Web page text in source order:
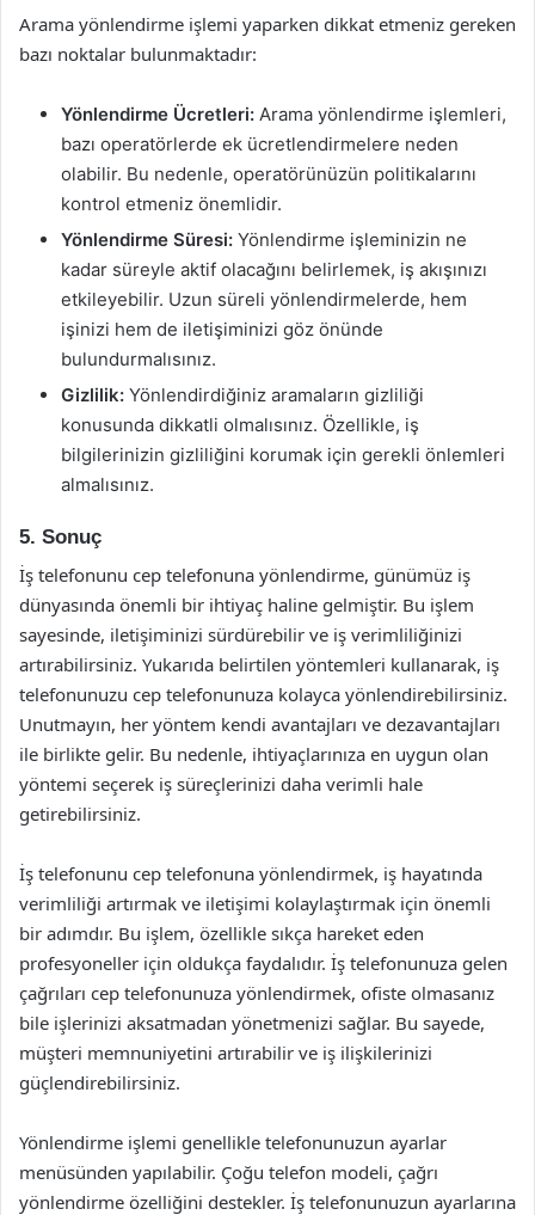
Arama yönlendirme işlemi yaparken dikkat etmeniz gereken
bazı noktalar bulunmaktadır:
Yönlendirme Ücretleri: Arama yönlendirme işlemleri,
bazı operatörlerde ek ücretlendirmelere neden
olabilir. Bu nedenle, operatörünüzün politikalarını
kontrol etmeniz önemlidir.
Yönlendirme Süresi: Yönlendirme işleminizin ne
kadar süreyle aktif olacağını belirlemek, iş akışınızı
etkileyebilir. Uzun süreli yönlendirmelerde, hem
işinizi hem de iletişiminizi göz önünde
bulundurmalısınız.
Gizlilik: Yönlendirdiğiniz aramaların gizliliği
konusunda dikkatli olmalısınız. Özellikle, iş
bilgilerinizin gizliliğini korumak için gerekli önlemleri
almalısınız.
5. Sonuç
İş telefonunu cep telefonuna yönlendirme, günümüz iş
dünyasında önemli bir ihtiyaç haline gelmiştir. Bu işlem
sayesinde, iletişiminizi sürdürebilir ve iş verimliliğinizi
artırabilirsiniz. Yukarıda belirtilen yöntemleri kullanarak, iş
telefonunuzu cep telefonunuza kolayca yönlendirebilirsiniz.
Unutmayın, her yöntem kendi avantajları ve dezavantajları
ile birlikte gelir. Bu nedenle, ihtiyaçlarınıza en uygun olan
yöntemi seçerek iş süreçlerinizi daha verimli hale
getirebilirsiniz.
İş telefonunu cep telefonuna yönlendirmek, iş hayatında
verimliliği artırmak ve iletişimi kolaylaştırmak için önemli
bir adımdır. Bu işlem, özellikle sıkça hareket eden
profesyoneller için oldukça faydalıdır. İş telefonunuza gelen
çağrıları cep telefonunuza yönlendirmek, ofiste olmasanız
bile işlerinizi aksatmadan yönetmenizi sağlar. Bu sayede,
müşteri memnuniyetini artırabilir ve iş ilişkilerinizi
güçlendirebilirsiniz.
Yönlendirme işlemi genellikle telefonunuzun ayarlar
menüsünden yapılabilir. Çoğu telefon modeli, çağrı
yönlendirme özelliğini destekler. İş telefonunuzun ayarlarına